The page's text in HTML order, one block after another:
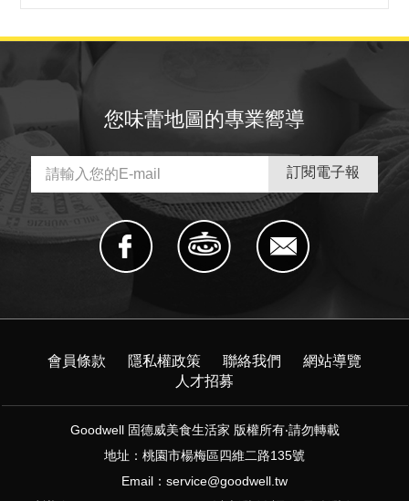
您味蕾地圖的專業嚮導
會員條款 隱私權政策 聯絡我們
網站導覽
人才招募
Goodwell 固德威美食生活家 版權所有‧請勿轉載
地址：桃園市楊梅區四維二路135號
Email： service@goodwell.tw